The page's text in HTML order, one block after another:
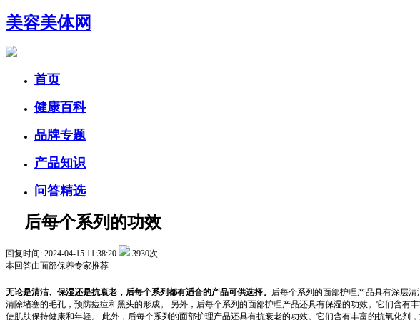
美容美体网
首页
健康百科
品牌专题
产品知识
问答精选
后每个系列的功效
回复时间: 2024-04-15 11:38:20
3930次
本回答由面部保养专家推荐
无论是清洁、保湿还是抗衰老，后每个系列都有适合的产品可供选择。 后每个系列的面部护理产品具有深层
清除堵塞的毛孔，预防痘痘和黑头的形成。 另外，后每个系列的面部护理产品还具有保湿的功效。它们含
使肌肤保持健康和年轻。 此外，后每个系列的面部护理产品还具有抗衰老的功效。它们含有丰富的抗氧化